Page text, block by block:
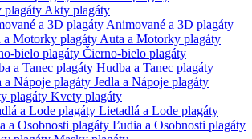
Akty plagáty
Animované a 3D plagáty
Auta a Motorky plagáty
Čierno-bielo plagáty
Hudba a Tanec plagáty
Jedla a Nápoje plagáty
Kvety plagáty
Lietadlá a Lode plagáty
Ľudia a Osobnosti plagáty